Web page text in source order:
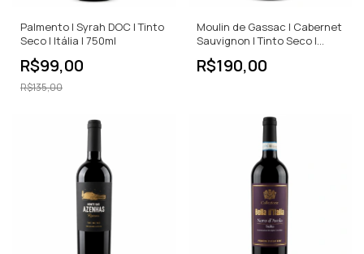
Palmento | Syrah DOC | Tinto
Seco | Itália | 750ml
R$99,00
R$135,00
Moulin de Gassac | Cabernet
Sauvignon | Tinto Seco |
R$190,00